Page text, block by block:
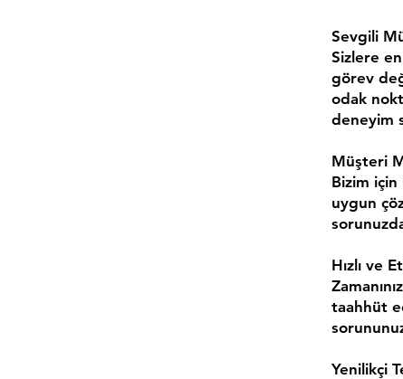
Sevgili
Sizlere
görev
odak
deneyim
Müşteri
Bizim için
uygun
Hızlı ve
taahhüt
Yenilikçi